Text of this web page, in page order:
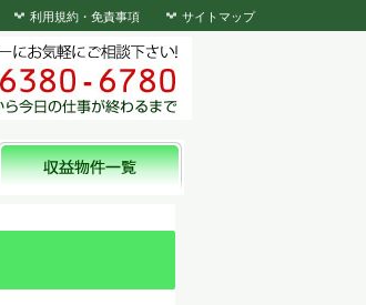
利用規約・免責事項 サイトマップ